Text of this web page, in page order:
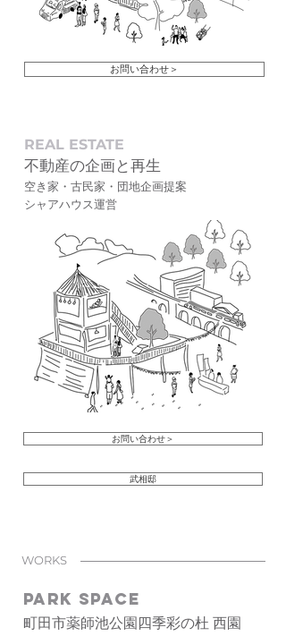
お問い合わせ＞
REAL ESTATE
不動産の企画と再生
空き家・古民家・団地企画提案
シャアハウス運営
お問い合わせ＞
武相邸
WORKS
PARK SPACE
​​町田市薬師池公園四季彩の杜 西園